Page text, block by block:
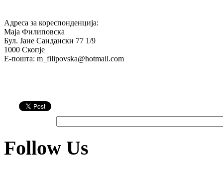
Адреса за кореспонденција:
Маја Филиповска
Бул. Јане Сандански 77 1/9
1000 Скопје
Е-пошта: m_filipovska@hotmail.com
Follow Us